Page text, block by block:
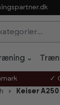
✓
Keiser A250